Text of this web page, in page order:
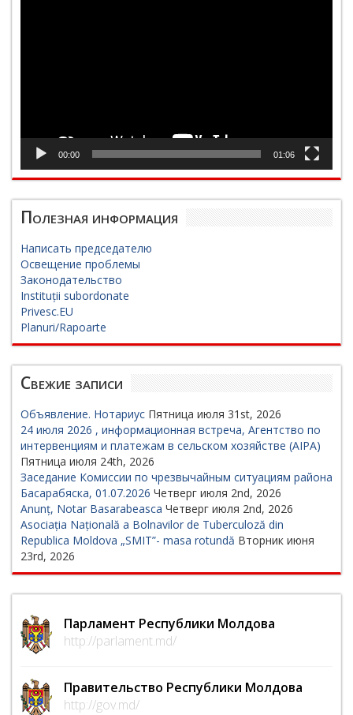
00:00 01:06
Полезная информация
Написать председателю
Освещение проблемы
Законодательство
Instituții subordonate
Privesc.EU
Planuri/Rapoarte
Свежие записи
Объявление. Нотариус Пятница июля 31st, 2026
24 июля 2026 , информационная встреча, Агентство по
интервенциям и платежам в сельском хозяйстве (AIPA)
Пятница июля 24th, 2026
Заседание Комиссии по чрезвычайным ситуациям района
Басарабяска, 01.07.2026 Четверг июля 2nd, 2026
Anunț, Notar Basarabeasca Четверг июля 2nd, 2026
Asociația Națională a Bolnavilor de Tuberculoză din
Republica Moldova „SMIT”- masa rotundă Вторник июня
23rd, 2026
Парламент Республики Молдова
http://parlament.md/
Правительство Республики Молдова
http://gov.md/